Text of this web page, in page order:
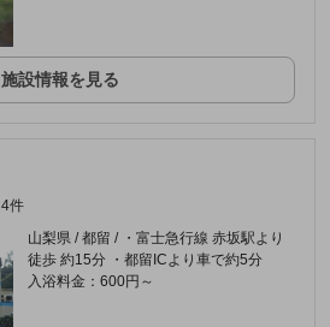
施設情報を見る
4件
山梨県 / 都留 / ・富士急行線 赤坂駅より
徒歩 約15分 ・都留ICより車で約5分
入浴料金：600円～